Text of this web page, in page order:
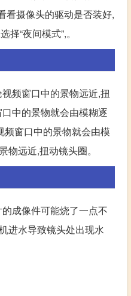
看摄像头的驱动是否装好,
“夜间模式”,。
频窗口中的景物远近,扭
中的景物就会由模糊逐
窗口中的景物就会由模
远近,扭动镜头圈。
成像件可能烧了一点不
进水导致镜头处出现水